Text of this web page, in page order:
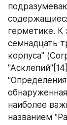
герметике. К
семнадцать
корпуса"
наиболее
названием